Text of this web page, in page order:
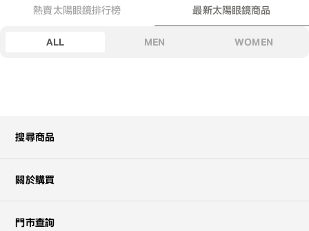
熱賣太陽眼鏡排行榜 最新太陽眼鏡商品
ALL MEN WOMEN
搜尋商品
關於購買
門市查詢